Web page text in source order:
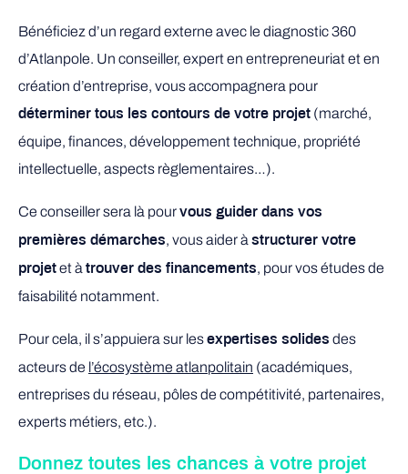
Bénéficiez d’un regard externe avec le diagnostic 360
d’Atlanpole. Un conseiller, expert en entrepreneuriat et en
création d’entreprise, vous accompagnera pour
déterminer tous les contours de votre projet (marché,
équipe, finances, développement technique, propriété
intellectuelle, aspects règlementaires…).
Ce conseiller sera là pour vous guider dans vos
premières démarches, vous aider à structurer votre
projet et à trouver des financements, pour vos études de
faisabilité notamment.
Pour cela, il s’appuiera sur les expertises solides des
acteurs de l’écosystème atlanpolitain (académiques,
entreprises du réseau, pôles de compétitivité, partenaires,
experts métiers, etc.).
Donnez toutes les chances à votre projet